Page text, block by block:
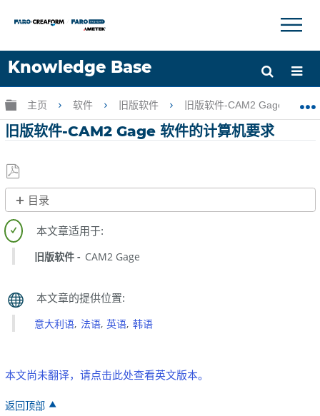
Knowledge Base
语言
获取帮助 注册
×
扩展/隐缩全局层次
主页 软件 旧版软件 旧版软件-CAM2 Gage
旧版软件-CAM2 Gage 软件的计算机要求
另
存
为
PDF
目录
无
页
眉
旧版软件 CAM2 Gage
意大利语 法语 英语 韩语
本文尚未翻译，请点击此处查看英文版本。
返回顶部